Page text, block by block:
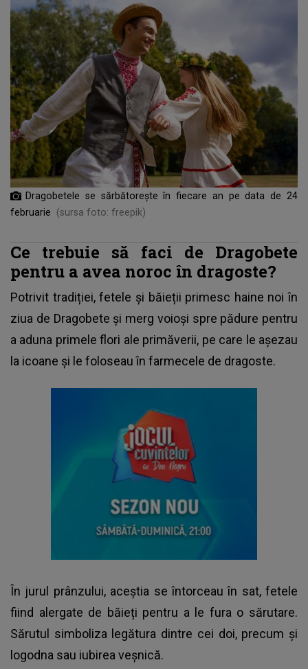
Dragobetele se sărbătorește în fiecare an pe data de 24
februarie
(sursa foto: freepik)
Ce trebuie să faci de Dragobete
pentru a avea noroc în dragoste?
Potrivit tradiției, fetele și băieții primesc haine noi în
ziua de Dragobete și merg voioși spre pădure pentru
a aduna primele flori ale primăverii, pe care le așezau
la icoane și le foloseau în farmecele de dragoste.
În jurul prânzului, aceștia se întorceau în sat, fetele
fiind alergate de băieți pentru a le fura o sărutare.
Sărutul simboliza legătura dintre cei doi, precum și
logodna sau iubirea veșnică.